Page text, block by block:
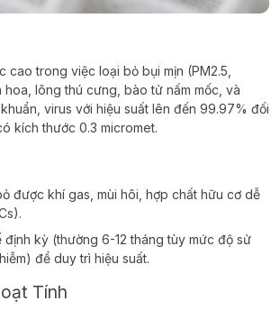
cao trong việc loại bỏ bụi mịn (PM2.5,
hoa, lông thú cưng, bào tử nấm mốc, và
virus với hiệu suất lên đến 99.97% đối
kích thước 0.3 micromet.
được khí gas, mùi hôi, hợp chất hữu cơ dễ
định kỳ (thường 6-12 tháng tùy mức độ sử
để duy trì hiệu suất.
Tính